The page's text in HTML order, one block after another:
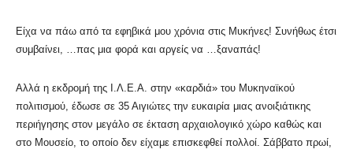
Είχα να πάω από τα εφηβικά μου χρόνια στις Μυκήνες! Συνήθως έτσι
συμβαίνει, …πας μια φορά και αργείς να …ξαναπάς!
Αλλά η εκδρομή της Ι.Λ.Ε.Α. στην «καρδιά» του Μυκηναϊκού
πολιτισμού, έδωσε σε 35 Αιγιώτες την ευκαιρία μιας ανοιξιάτικης
περιήγησης στον μεγάλο σε έκταση αρχαιολογικό χώρο καθώς και
στο Μουσείο, το οποίο δεν είχαμε επισκεφθεί πολλοί. Σάββατο πρωί,